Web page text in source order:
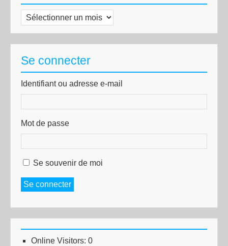
Archives
Se connecter
Identifiant ou adresse e-mail
Mot de passe
Se souvenir de moi
Se connecter
Online Visitors: 0